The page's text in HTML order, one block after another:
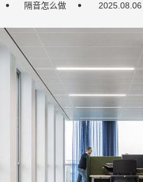
隔音怎么做 2025.08.06